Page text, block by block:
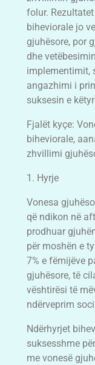
folur.
biheviorale jo
gjuhësore, por
dhe
implementimit,
angazhimi i
suksesin e
Fjalët kyçe:
biheviorale,
zhvillimi
1. Hyrje
Vonesa
që ndikon në
prodhuar
për moshën e
7% e fëmijëve
gjuhësore, të
vështirësi të
ndërveprim
Ndërhyrjet
suksesshme
me vonesë